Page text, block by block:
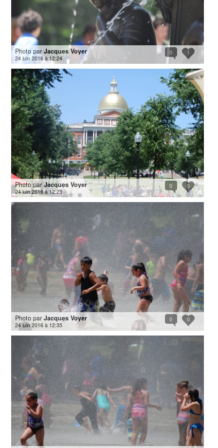
1
0
Photo par Jacques Voyer
24 juin 2016 à 12:24
0
0
Photo par Jacques Voyer
24 juin 2016 à 12:25
0
0
Photo par Jacques Voyer
24 juin 2016 à 12:35